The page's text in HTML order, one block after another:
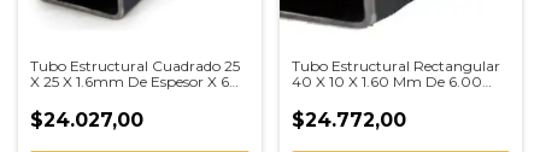
Tubo Estructural Cuadrado 25
X 25 X 1.6mm De Espesor X 6
$24.027,00
Tubo Estructural Rectangular
40 X 10 X 1.60 Mm De 6.00
$24.772,00